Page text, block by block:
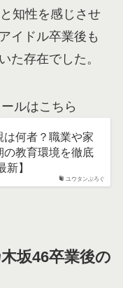
知性を感じさせ
イドル卒業後も
た存在でした。
ルはこちら
ユウタンぶろぐ
は何者？職業や家
の教育環境を徹底
】
坂46卒業後の